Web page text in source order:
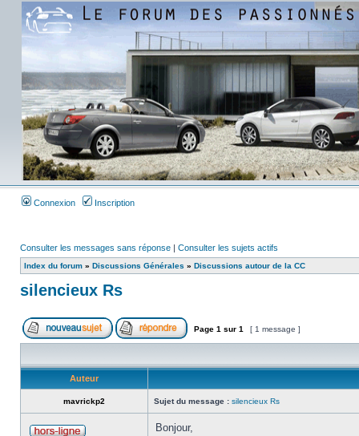
Connexion Inscription
Consulter les messages sans réponse | Consulter les sujets actifs
Index du forum » Discussions Générales » Discussions autour de la CC
silencieux Rs
Page 1 sur 1 [ 1 message ]
Auteur
mavrickp2 Sujet du message : silencieux Rs
Bonjour,